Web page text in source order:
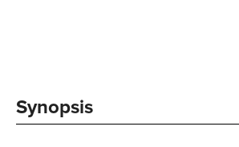
Synopsis